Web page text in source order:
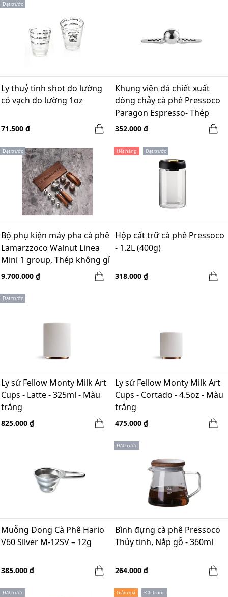
Đặt trước
Ly thuỷ tinh shot đo lường
có vạch đo lường 1oz
71.500 ₫
Khung viên đá chiết xuất
dòng chảy cà phê Pressoco
Paragon Espresso- Thép
352.000 ₫
Đặt trước
Bộ phụ kiện máy pha cà phê
Lamarzzoco Walnut Linea
Mini 1 group, Thép không gỉ
+ Gỗ Walnut
9.700.000 ₫
Hết hàng Đặt trước
Hộp cất trữ cà phê Pressoco
- 1.2L (400g)
318.000 ₫
Đặt trước
Ly sứ Fellow Monty Milk Art
Cups - Latte - 325ml - Màu
trắng
825.000 ₫
Ly sứ Fellow Monty Milk Art
Cups - Cortado - 4.5oz - Màu
trắng
475.000 ₫
Muỗng Đong Cà Phê Hario
V60 Silver M-12SV – 12g
385.000 ₫
Đặt trước
Bình đựng cà phê Pressoco
Thủy tinh, Nắp gỗ - 360ml
264.000 ₫
Đặt trước Giảm giá Đặt trước